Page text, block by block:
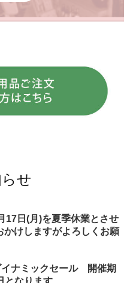
せ
日(月)を夏季休業とさせ
けしますがよろしくお願
ナミックセール 開催期
となります